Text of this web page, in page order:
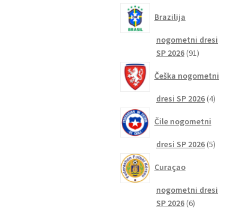
Brazilija
nogometni dresi
SP 2026 9191
Češka nogometni
dresi SP 2026 44
Čile nogometni
dresi SP 2026 55
Curaçao
nogometni dresi
SP 2026 66